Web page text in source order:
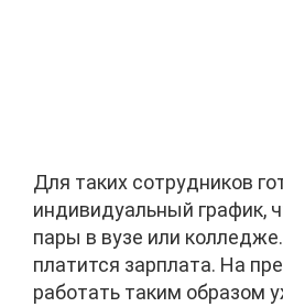
Для таких сотрудников
индивидуальный график,
пары в вузе или
платится зарплата. На
работать таким образом